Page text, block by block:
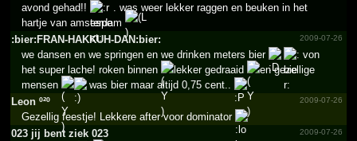
avond gehad!!
. was weer lekker raggen en beuken in het
hartje van amsterdam
:bier:FRAN-HAKKUH-DAN:bier:
2009-07-26
we dansen en we springen en we drinken meters bier
von
het super lache! roken binnen
lekker gedraaid
en gezellige
mensen
was bier maar altijd 0,75 cent..
Leon º²º
2009-07-26
Gezellig feestje! Lekkere after voor dominator
023 jij bent ziek 023
2009-07-26